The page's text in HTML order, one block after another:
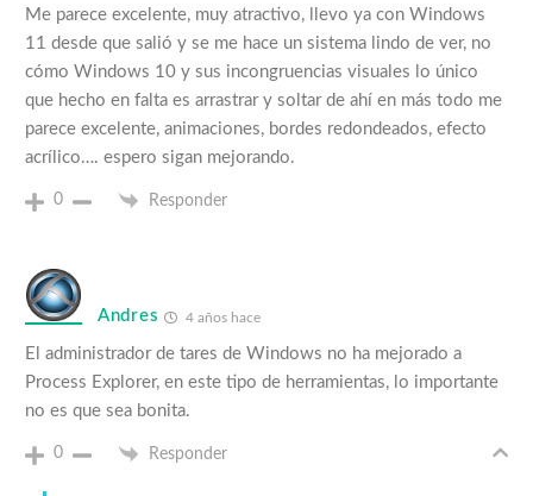
Me parece excelente, muy atractivo, llevo ya con Windows
11 desde que salió y se me hace un sistema lindo de ver, no
cómo Windows 10 y sus incongruencias visuales lo único
que hecho en falta es arrastrar y soltar de ahí en más todo me
parece excelente, animaciones, bordes redondeados, efecto
acrílico…. espero sigan mejorando.
0 Responder
Andres 4 años hace
El administrador de tares de Windows no ha mejorado a
Process Explorer, en este tipo de herramientas, lo importante
no es que sea bonita.
0 Responder